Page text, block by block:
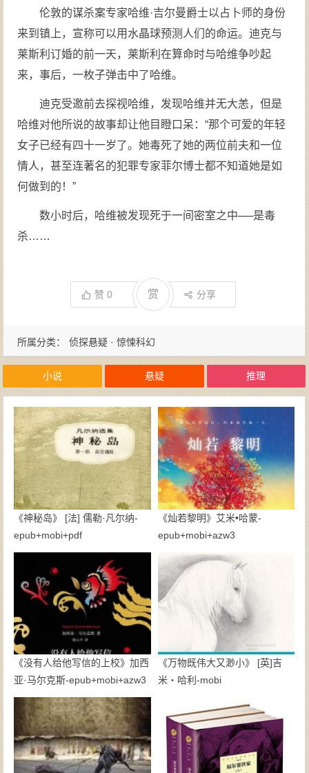
伦敦的谋杀案专家哈维·吉尔曼爵士以占卜师的身份
来到镇上，宣称可以用水晶球预测人们的命运。迪克与
莱斯利订婚的前一天，莱斯利在算命时与哈维争吵起
来，事后，一枚子弹击中了哈维。
迪克受邀前去探视哈维，发现哈维并无大恙，但是
哈维对他所说的故事却让他目瞪口呆：“那个可爱的年轻
女子已经有四十一岁了。她毒死了她的两位前夫和一位
情人，甚至连著名的犯罪专家菲尔博士都不知道她是如
何做到的！”
数小时后，哈维被发现死于一间密室之中──是毒
杀……
赞0 赏 分享
所属分类： 侦探悬疑 · 惊悚科幻
小说 悬疑 推理
《神秘岛》 [法] 儒勒·凡尔纳-
epub+mobi+pdf
《灿若黎明》艾米•哈蒙-
epub+mobi+azw3
《没有人给他写信的上校》加西
亚·马尔克斯-epub+mobi+azw3
《万物既伟大又渺小》 [英]吉
米・哈利-mobi